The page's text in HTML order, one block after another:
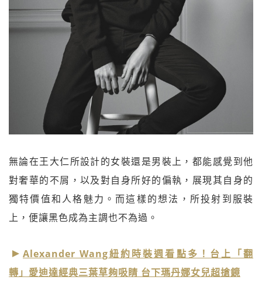
無論在王大仁所設計的女裝還是男裝上，都能感覺到他
對奢華的不屑，以及對自身所好的偏執，展現其自身的
獨特價值和人格魅力。而這樣的想法，所投射到服裝
上，便讓黑色成為主調也不為過。
Alexander Wang紐約時裝週看點多！台上「翻
轉」愛迪達經典三葉草夠吸睛 台下瑪丹娜女兒超搶鏡